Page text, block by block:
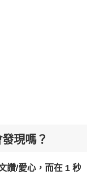
現嗎？
讚/愛心，而在 1 秒